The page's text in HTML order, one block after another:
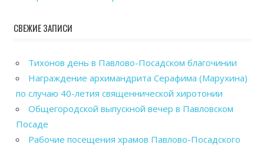
СВЕЖИЕ ЗАПИСИ
Тихонов день в Павлово-Посадском благочинии
Награждение архимандрита Серафима (Марухина)
по случаю 40-летия священнической хиротонии
Общегородской выпускной вечер в Павловском
Посаде
Рабочие посещения храмов Павлово-Посадского